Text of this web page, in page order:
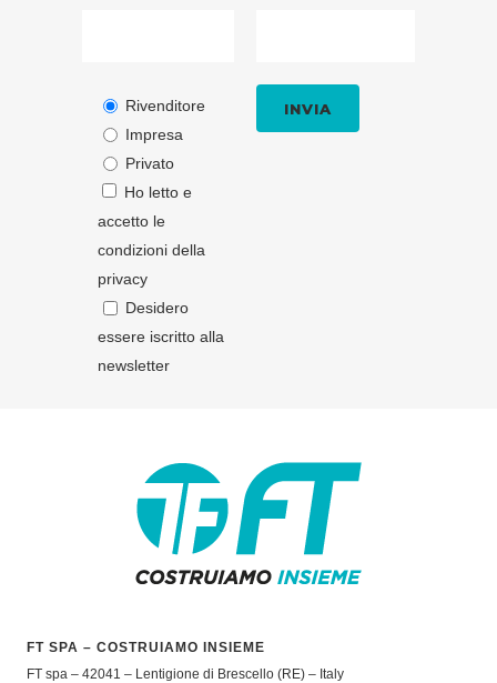
Rivenditore
Impresa
Privato
Ho letto e
accetto le
condizioni della
privacy
Desidero
essere iscritto alla
newsletter
FT SPA – COSTRUIAMO INSIEME
FT spa – 42041 – Lentigione di Brescello (RE) – Italy